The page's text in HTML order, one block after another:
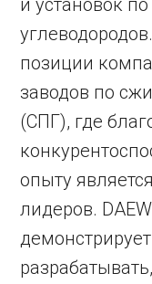
и установок
позиции
заводов по
(СПГ), где
опыту
лидеров.